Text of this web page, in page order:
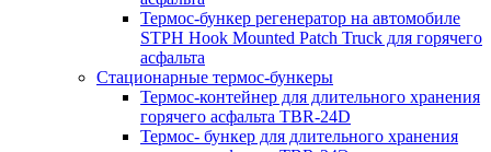
Термос-бункер регенератор на автомобиле
STPH Hook Mounted Patch Truck для горячего
асфальта
Стационарные термос-бункеры
Термос-контейнер для длительного хранения
горячего асфальта TBR-24D
Термос- бункер для длительного хранения